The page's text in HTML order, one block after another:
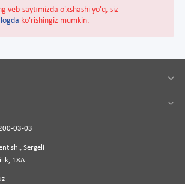
veb-saytimizda o'xshashi yo'q, siz
ko'rishingiz mumkin.
03-03
sh., Sergeli
18A